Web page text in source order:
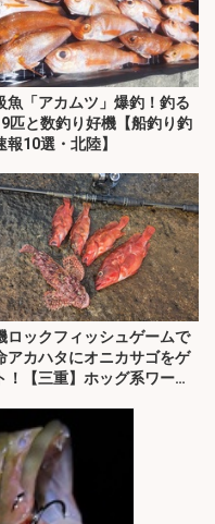
魚「アカムツ」爆釣！釣る
匹と数釣り好機【船釣り釣
報10選・北陸】
ロックフィッシュゲームで
アカハタにオニカサゴをゲ
！【三重】ホッグ系ワーム